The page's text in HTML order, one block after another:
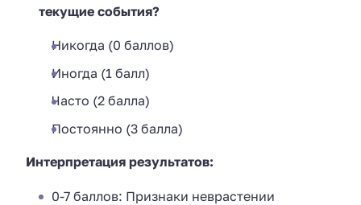
текущие события?
Никогда (0 баллов)
Иногда (1 балл)
Часто (2 балла)
Постоянно (3 балла)
Интерпретация результатов:
0-7 баллов: Признаки неврастении